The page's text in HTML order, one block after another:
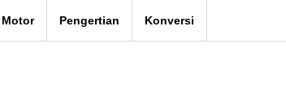
Motor Pengertian Konversi